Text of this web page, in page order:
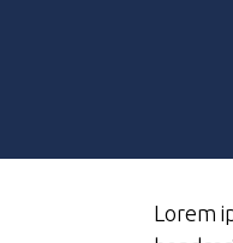
Lorem